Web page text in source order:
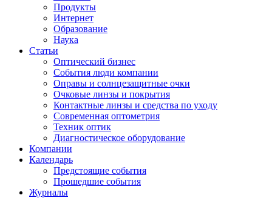
Продукты
Интернет
Образование
Наука
Статьи
Оптический бизнес
События люди компании
Оправы и солнцезащитные очки
Очковые линзы и покрытия
Контактные линзы и средства по уходу
Современная оптометрия
Техник оптик
Диагностическое оборудование
Компании
Календарь
Предстоящие события
Прошедшие события
Журналы